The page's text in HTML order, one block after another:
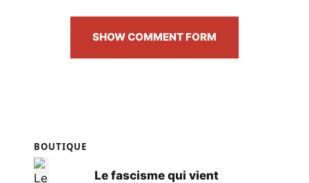
SHOW COMMENT FORM
BOUTIQUE
Le fascisme qui vient